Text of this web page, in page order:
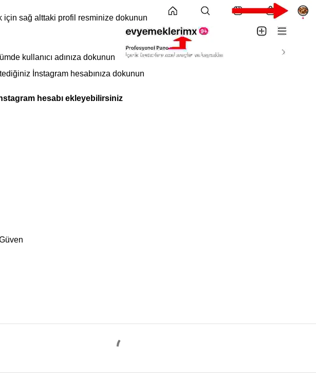
için sağ alttaki profil resminize dokunun
kullanıcı adınıza dokunun
İnstagram hesabınıza dokunun
hesabı ekleyebilirsiniz